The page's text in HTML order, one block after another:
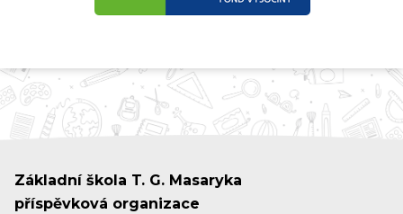
Základní škola T. G. Masaryka
příspěvková organizace